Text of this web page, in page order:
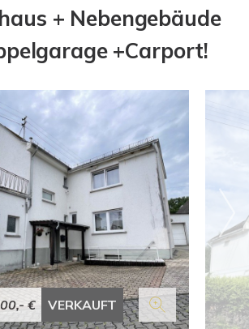
+ Nebengebäude
+Carport!
€ VERKAUFT